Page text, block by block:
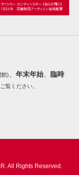
館) 年末年始
臨時
覧ください。
All Rights Reserved.